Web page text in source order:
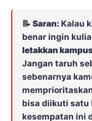
📝 Saran: Kalau
benar ingin
letakkan
Jangan taruh
sebenarnya
bisa diikuti satu
kesempatan ini